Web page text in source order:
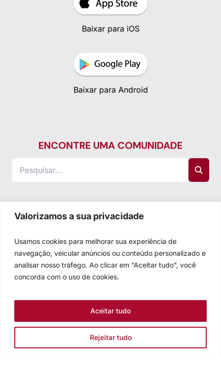
Valorizamos a sua privacidade
Usamos cookies para melhorar sua experiência de
navegação, veicular anúncios ou conteúdo personalizado e
analisar nosso tráfego. Ao clicar em “Aceitar tudo”, você
concorda com o uso de cookies.
Rejeitar tudo
Aceitar tudo
Baixar para iOS
Baixar para Android
ENCONTRE UMA COMUNIDADE